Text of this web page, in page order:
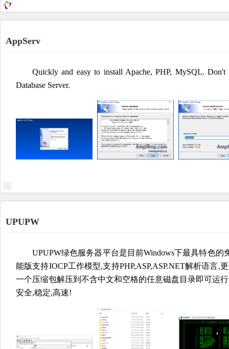
AppServ
Quickly and easy to install Apache, PHP, MySQL.
Database Server.
UPUPW
UPUPW绿色服务器平台是目前Windows下最具特色的
能版支持IOCP工作模型,支持PHP,ASP,ASP.NET解析语言
一个压缩包解压到不含中文和空格的任意磁盘目录即可运
安全,稳定,高速!